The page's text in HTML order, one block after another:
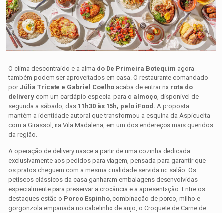
O clima descontraído e a alma do De Primeira Botequim agora
também podem ser aproveitados em casa. O restaurante comandado
porJúlia Tricate e Gabriel Coelho acaba de entrar na rota do
delivery com um cardápio especial para o almoço, disponível de
segunda a sábado, das 11h30 às 15h, pelo iFood. A proposta
mantém a identidade autoral que transformou a esquina da Aspicuelta
com a Girassol, na Vila Madalena, em um dos endereços mais queridos
da região.
A operação de delivery nasce a partir de uma cozinha dedicada
exclusivamente aos pedidos para viagem, pensada para garantir que
os pratos cheguem com a mesma qualidade servida no salão. Os
petiscos clássicos da casa ganharam embalagens desenvolvidas
especialmente para preservar a crocância e a apresentação. Entre os
destaques estão o Porco Espinho, combinação de porco, milho e
gorgonzola empanada no cabelinho de anjo, o Croquete de Carne de